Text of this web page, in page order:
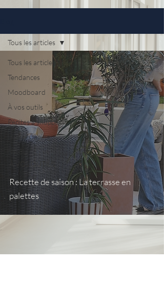
Tous les articles
Tendances
Moodboard
À vos outils
Pépites à shopper
Home staging
NOËL
Tous les articles
Recette de saison : La terrasse en
palettes
À VOS OUTILS